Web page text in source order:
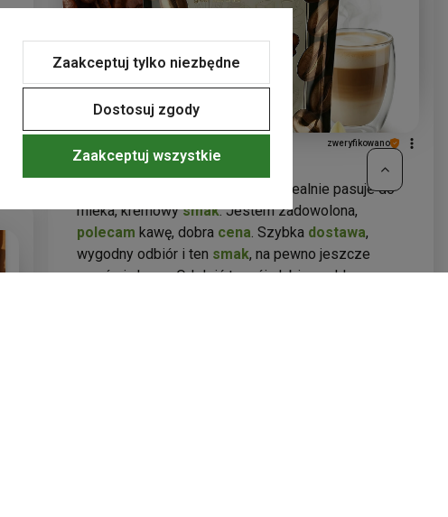
zweryfikowano
5
kawa jest pyszna, mało kwaśna, idealnie pasuje do
mleka, kremowysmak. Jestem zadowolona,
polecam kawę, dobra cena. Szybka dostawa,
wygodny odbiór i ten smak, na pewno jeszcze
zamówię kawę. Od dziś to mój ulubiony sklep.
Zaakceptuj tylko niezbędne
Dostosuj zgody
Zaakceptuj wszystkie